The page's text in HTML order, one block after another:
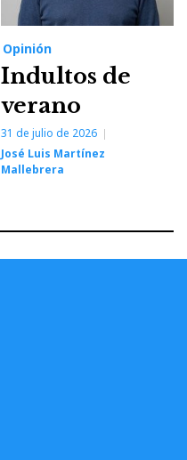
Opinión
Indultos de
verano
31 de julio de 2026
José Luis Martínez
Mallebrera